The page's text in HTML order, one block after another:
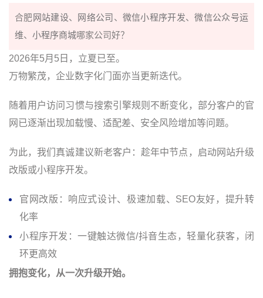
合肥网站建设、 网络公司 、 微信小程序开发、微信公众号运
维、 小程序商城哪家公司好？
2026年5月5日，立夏已至。
万物繁茂，企业数字化门面亦当更新迭代。
随着用户访问习惯与搜索引擎规则不断变化，部分客户的官
网已逐渐出现加载慢、适配差、安全风险增加等问题。
为此，我们真诚建议新老客户：趁年中节点，启动网站升级
改版或小程序开发。
官网改版：响应式设计、极速加载、SEO友好，提升转
化率
小程序开发：一键触达微信/抖音生态，轻量化获客，闭
环更高效
拥抱变化，从一次升级开始。